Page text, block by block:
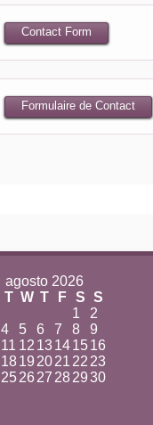
Contact Form
Formulaire de Contact
agosto 2026
T W T F S S
1
2
4 5 6 7 8
9
11 12 13141516
1819 2021 22 23
252627 282930